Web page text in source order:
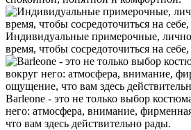
Индивидуальные примерочные,
время, чтобы сосредоточиться на
Barleone - это не только выбор
него: атмосфера, внимание,
что вам здесь действительно рады.